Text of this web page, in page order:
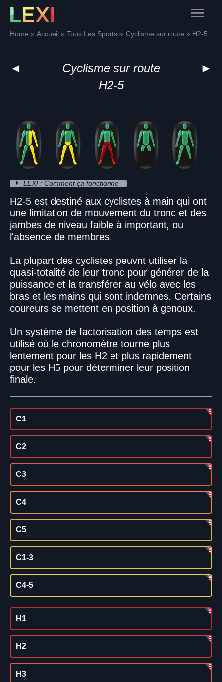
Skip
content
Main
Menu
Home Accueil Tous Les Sports Cyclisme sur route H2-5
◄ ►
Cyclisme sur route
H2-5
LEXI : Comment ça fonctionne
H2-5 est destiné aux cyclistes à main qui ont
une limitation de mouvement du tronc et des
jambes de niveau faible à important, ou
l'absence de membres.
La plupart des cyclistes peuvnt utiliser la
quasi-totalité de leur tronc pour générer de la
puissance et la transférer au vélo avec les
bras et les mains qui sont indemnes. Certains
coureurs se mettent en position à genoux.
Un système de factorisation des temps est
utilisé où le chronomètre tourne plus
lentement pour les H2 et plus rapidement
pour les H5 pour déterminer leur position
finale.
C1
C2
C3
C4
C5
C1-3
C4-5
H1
H2
H3